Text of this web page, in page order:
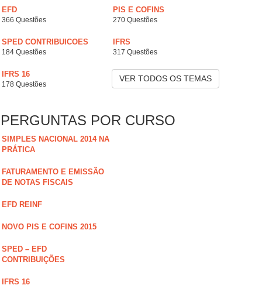
EFD
366 Questões
PIS E COFINS
270 Questões
SPED CONTRIBUICOES
184 Questões
IFRS
317 Questões
IFRS 16
178 Questões
VER TODOS OS TEMAS
PERGUNTAS POR CURSO
SIMPLES NACIONAL 2014 NA
PRÁTICA
FATURAMENTO E EMISSÃO
DE NOTAS FISCAIS
EFD REINF
NOVO PIS E COFINS 2015
SPED – EFD
CONTRIBUIÇÕES
IFRS 16